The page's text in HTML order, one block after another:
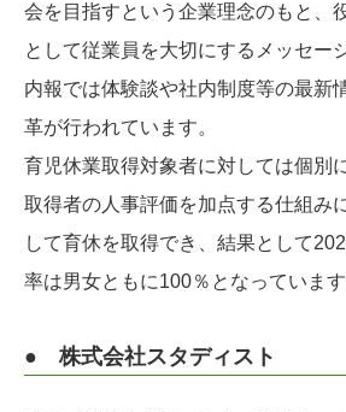
会を目指すという企業理念のもと、
として従業員を大切にするメッセー
内報では体験談や社内制度等の最新
革が行われています。
育児休業取得対象者に対しては個別
取得者の人事評価を加点する仕組み
して育休を取得でき、結果として
率は男女ともに100％となっています
● 株式会社スタディスト